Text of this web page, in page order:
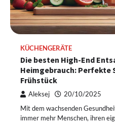
KÜCHENGERÄTE
Die besten High-End
Heimgebrauch:
Frühstück
Aleksej 20/10/2025
Mit dem wachsenden
immer mehr Menschen, ihren